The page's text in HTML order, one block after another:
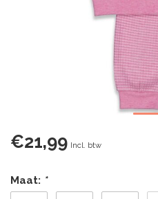
€21,99 Incl. btw
Maat: *